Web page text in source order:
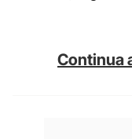
Continua